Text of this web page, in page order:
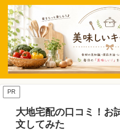
PR
大地宅配の口コミ！お
文してみた